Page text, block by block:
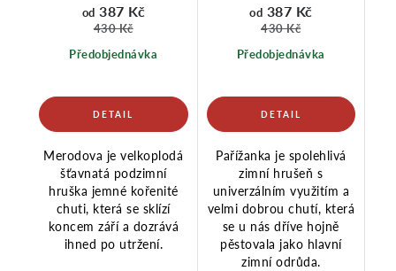
Předobjednávka
od 387 Kč
430 Kč
Merodova je velkoplodá
šťavnatá podzimní
hruška jemné kořenité
chuti, která se sklízí
koncem září a dozrává
ihned po utržení.
Předobjednávka
od 387 Kč
430 Kč
Pařížanka je spolehlivá
zimní hrušeň s
univerzálním využitím a
velmi dobrou chutí, která
se u nás dříve hojně
pěstovala jako hlavní
zimní odrůda.